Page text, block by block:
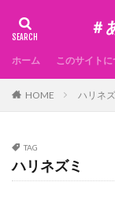
＃
ホーム このサイトに
HOME ハリネ
TAG
ハリネズミ